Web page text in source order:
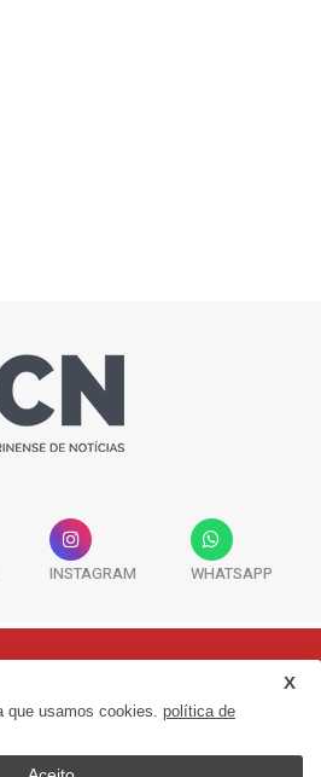
INSTAGRAM WHATSAPP
902 - Centro | Florianópolis-SC | CEP:
88015-090
jornalismo@adjorisc.com.br
que usamos cookies. política de